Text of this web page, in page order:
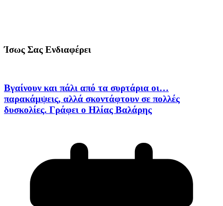
Ίσως Σας Ενδιαφέρει
Βγαίνουν και πάλι από τα συρτάρια οι…
παρακάμψεις, αλλά σκοντάφτουν σε πολλές
δυσκολίες. Γράφει ο Ηλίας Βαλάρης